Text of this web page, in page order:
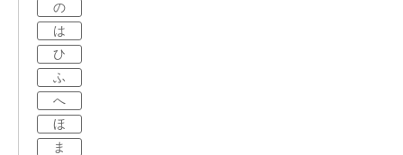
の
は
ひ
ふ
へ
ほ
ま